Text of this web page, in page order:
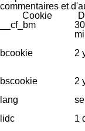
commentaires et
Cookie
__cf_bm
30
bcookie
2
bscookie
2
lang
lidc
1